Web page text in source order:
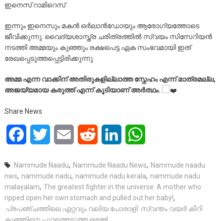
ഇനെസ് റാമിറെസ്
​ഇന്നും ഇനെസും മകൻ ഒർലാൻഡോയും ആരോഗ്യത്തോടെ
ജീവിക്കുന്നു. വൈദ്യശാസ്ത്ര ചരിത്രത്തിൽ സ്വയം സിസേറിയൻ
നടത്തി അമ്മയും കുഞ്ഞും രക്ഷപെട്ട ഏക സംഭവമായി ഇത്
രേഖപ്പെടുത്തപ്പെട്ടിരിക്കുന്നു.
അമ്മ എന്ന വാക്കിന് അതിരുകളില്ലാത്ത സ്നേഹം എന്ന് മാത്രമല്ല,
അജയ്യമായ കരുത്ത് എന്ന് കൂടിയാണ് അർത്ഥം.
Share News
FacebookTwitter Email Reddit LinkedIn
Nammude Naadu, Nammude Naadu News, Nammude naadu
nws, nammude nadu, nammude nadu kerala, nammude nadu
malayalam, The greatest fighter in the universe: A mother who
ripped open her own stomach and pulled out her baby!,
പ്രപഞ്ചത്തിലെ ഏറ്റവും വലിയ പോരാളി: സ്വന്തം വയർ കീറി